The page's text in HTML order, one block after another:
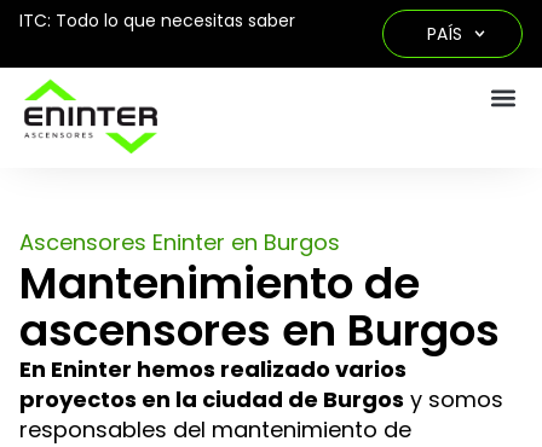
ITC: Todo lo que necesitas saber
PAÍS
Ascensores Eninter en Burgos
Mantenimiento de
ascensores en Burgos
En Eninter hemos realizado varios
proyectos en la ciudad de Burgos y somos
responsables del mantenimiento de